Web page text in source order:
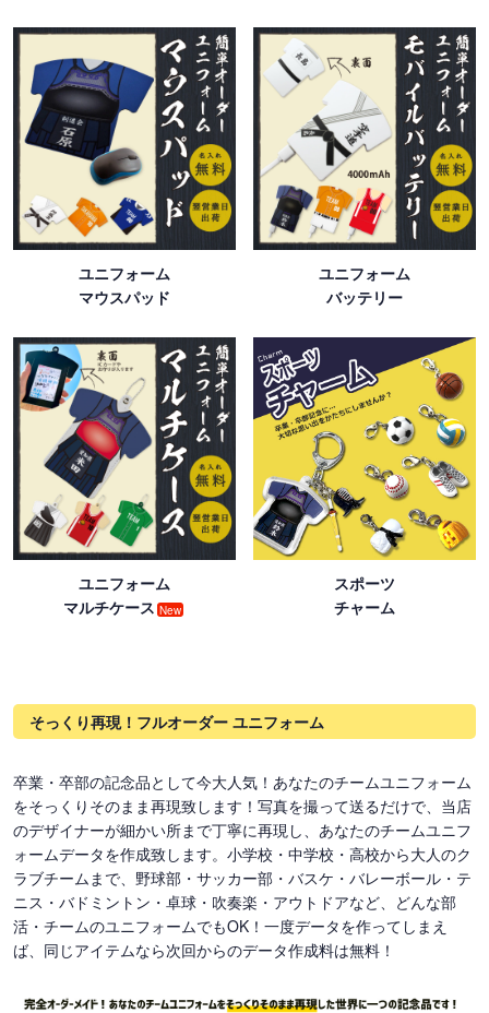
ユニフォーム
マウスパッド
ユニフォーム
バッテリー
ユニフォーム
マルチケース New
スポーツ
チャーム
そっくり再現！フルオーダー ユニフォーム
卒業・卒部の記念品として今大人気！あなたのチームユニフォーム
をそっくりそのまま再現致します！写真を撮って送るだけで、当店
のデザイナーが細かい所まで丁寧に再現し、あなたのチームユニフ
ォームデータを作成致します。小学校・中学校・高校から大人のク
ラブチームまで、野球部・サッカー部・バスケ・バレーボール・テ
ニス・バドミントン・卓球・吹奏楽・アウトドアなど、どんな部
活・チームのユニフォームでもOK！一度データを作ってしまえ
ば、同じアイテムなら次回からのデータ作成料は無料！